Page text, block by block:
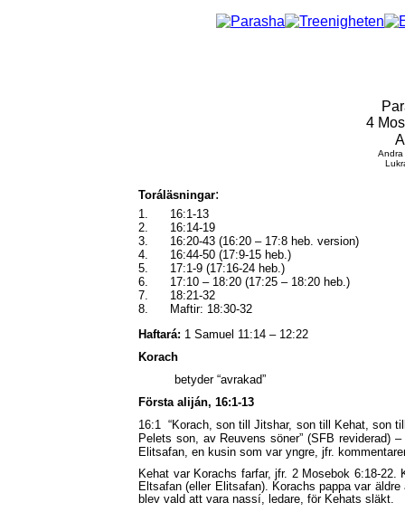
4
Toráläsningar:
1.
16:1-13
2.
16:14-19
3.
16:20-43 (16:20 – 17:8 heb. version)
4.
16:44-50 (17:9-15 heb.)
5.
17:1-9 (17:16-24 heb.)
6.
17:10 – 18:20 (17:25 – 18:20 heb.)
7.
18:21-32
8.
Maftir: 18:30-32
Haftará: 1 Samuel 11:14 – 12:22
Korach
betyder “avrakad”
Första aliján, 16:1-13
16:1 “Korach, son till Jitshar, son till Kehat, son
Pelets son, av Reuvens söner” (SFB reviderad)
Elitsafan, en kusin som var yngre, jfr.
Kehat var Korachs farfar, jfr. 2 Mosebok 6:18-
Eltsafan (eller Elitsafan). Korachs pappa var
blev vald att vara nassí, ledare, för Kehats släkt.